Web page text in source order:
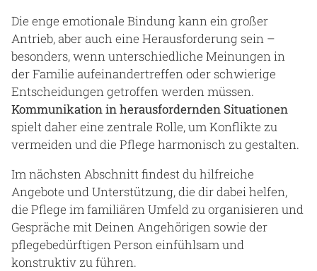
Die enge emotionale Bindung kann ein großer
Antrieb, aber auch eine Herausforderung sein –
besonders, wenn unterschiedliche Meinungen in
der Familie aufeinandertreffen oder schwierige
Entscheidungen getroffen werden müssen.
Kommunikation in herausfordernden Situationen
spielt daher eine zentrale Rolle, um Konflikte zu
vermeiden und die Pflege harmonisch zu gestalten.
Im nächsten Abschnitt findest du hilfreiche
Angebote und Unterstützung, die dir dabei helfen,
die Pflege im familiären Umfeld zu organisieren und
Gespräche mit Deinen Angehörigen sowie der
pflegebedürftigen Person einfühlsam und
konstruktiv zu führen.